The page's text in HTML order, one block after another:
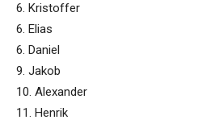
6. Kristoffer
6. Elias
6. Daniel
9. Jakob
10. Alexander
11. Henrik